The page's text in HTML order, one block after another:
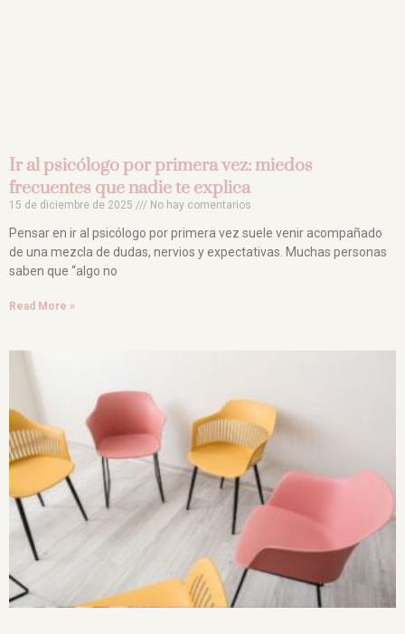
Ir al psicólogo por primera vez: miedos
frecuentes que nadie te explica
15 de diciembre de 2025 No hay comentarios
Pensar en ir al psicólogo por primera vez suele venir acompañado
de una mezcla de dudas, nervios y expectativas. Muchas personas
saben que “algo no
Read More »